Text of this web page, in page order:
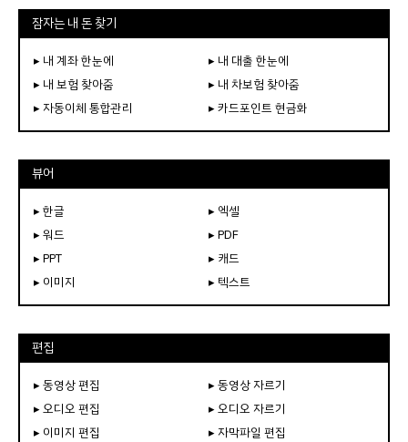
잠자는 내 돈 찾기
▸ 내 계좌 한눈에
▸ 내 대출 한눈에
▸ 내 보험 찾아줌
▸ 내 차보험 찾아줌
▸ 자동이체 통합관리
▸ 카드포인트 현금화
뷰어
▸ 한글
▸ 엑셀
▸ 워드
▸ PDF
▸ PPT
▸ 캐드
▸ 이미지
▸ 텍스트
편집
▸ 동영상 편집
▸ 동영상 자르기
▸ 오디오 편집
▸ 오디오 자르기
▸ 이미지 편집
▸ 자막파일 편집